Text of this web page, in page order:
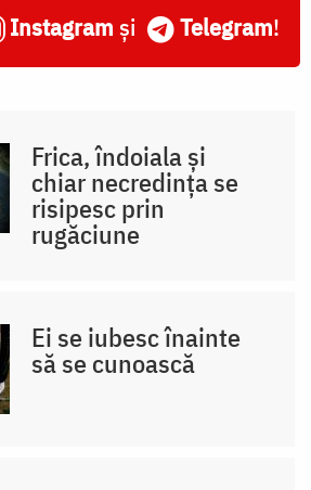
Instagram și Telegram!
Frica, îndoiala și
chiar necredința se
risipesc prin
rugăciune
Ei se iubesc înainte
să se cunoască